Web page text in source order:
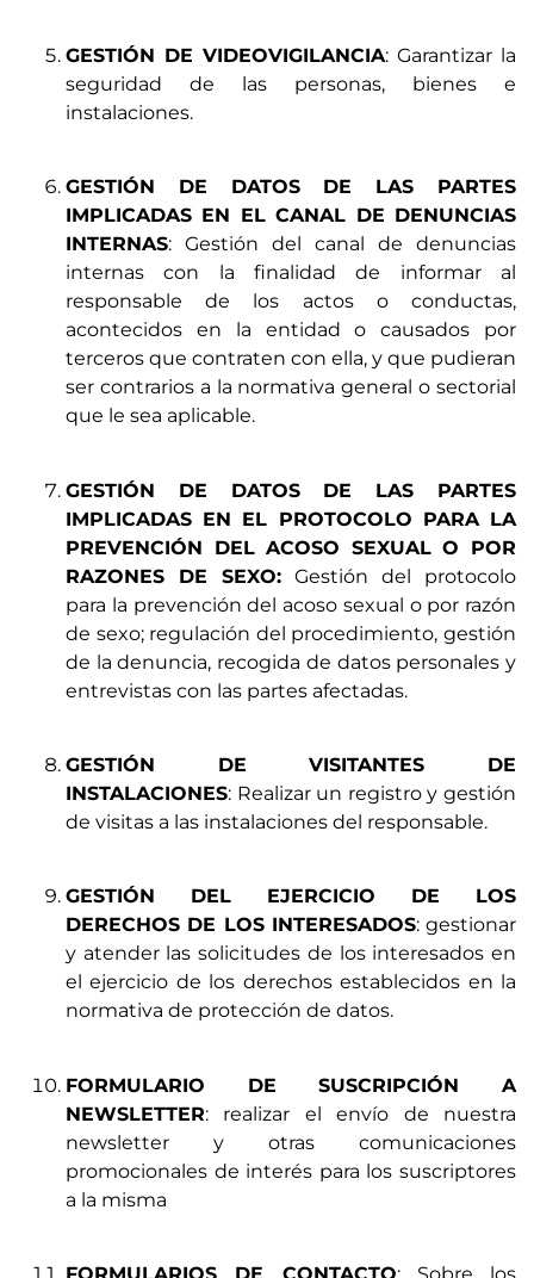
GESTIÓN DE VIDEOVIGILANCIA: Garantizar la
seguridad de las personas, bienes e
instalaciones.
GESTIÓN DE DATOS DE LAS PARTES
IMPLICADAS EN EL CANAL DE DENUNCIAS
INTERNAS: Gestión del canal de denuncias
internas con la finalidad de informar al
responsable de los actos o conductas,
acontecidos en la entidad o causados por
terceros que contraten con ella, y que pudieran
ser contrarios a la normativa general o sectorial
que le sea aplicable.
GESTIÓN DE DATOS DE LAS PARTES
IMPLICADAS EN EL PROTOCOLO PARA LA
PREVENCIÓN DEL ACOSO SEXUAL O POR
RAZONES DE SEXO: Gestión del protocolo
para la prevención del acoso sexual o por razón
de sexo; regulación del procedimiento, gestión
de la denuncia, recogida de datos personales y
entrevistas con las partes afectadas.
GESTIÓN DE VISITANTES DE
INSTALACIONES: Realizar un registro y gestión
de visitas a las instalaciones del responsable.
GESTIÓN DEL EJERCICIO DE LOS
DERECHOS DE LOS INTERESADOS: gestionar
y atender las solicitudes de los interesados en
el ejercicio de los derechos establecidos en la
normativa de protección de datos.
FORMULARIO DE SUSCRIPCIÓN A
NEWSLETTER: realizar el envío de nuestra
newsletter y otras comunicaciones
promocionales de interés para los suscriptores
a la misma